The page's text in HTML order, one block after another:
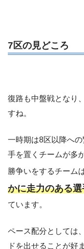
7区の見どころ
復路も中盤戦となり
すね。
一時期は8区以降へ
手を置くチームが多
勝争いをするチーム
かに走力のある
ています。
ペース配分としては
ドを出せることが好